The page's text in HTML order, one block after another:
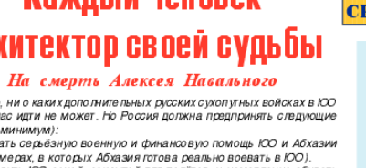
АйБолит Акцент
Аугсбург-сити Афиша Augsburg